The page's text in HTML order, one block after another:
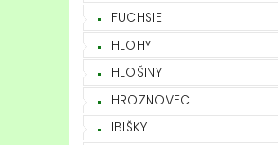
FUCHSIE
HLOHY
HLOŠINY
HROZNOVEC
IBIŠKY